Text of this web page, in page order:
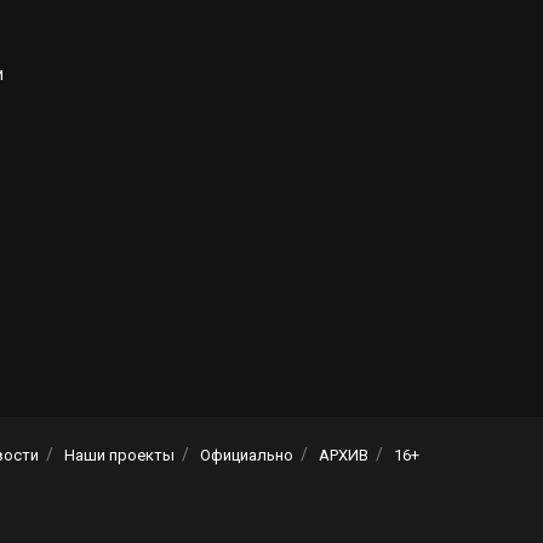
Наши проекты Официально АРХИВ 16+